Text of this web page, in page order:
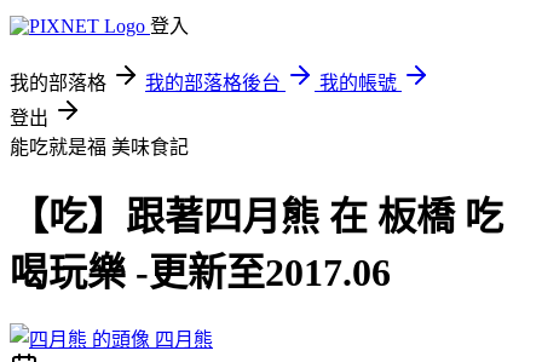
登入
我的部落格 我的部落格後台
我的帳號
登出
能吃就是福 美味食記
【吃】跟著四月熊 在 板橋 吃
喝玩樂 -更新至2017.06
四月熊